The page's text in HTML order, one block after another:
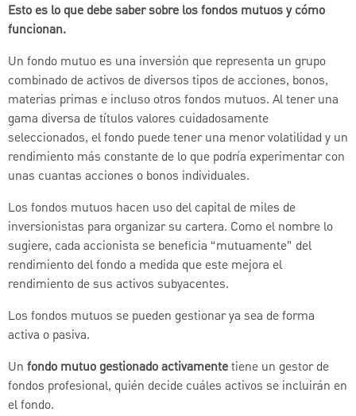
Esto es lo que debe saber sobre los fondos mutuos y cómo
funcionan.
Un fondo mutuo es una inversión que representa un grupo
combinado de activos de diversos tipos de acciones, bonos,
materias primas e incluso otros fondos mutuos. Al tener una
gama diversa de títulos valores cuidadosamente
seleccionados, el fondo puede tener una menor volatilidad y un
rendimiento más constante de lo que podría experimentar con
unas cuantas acciones o bonos individuales.
Los fondos mutuos hacen uso del capital de miles de
inversionistas para organizar su cartera. Como el nombre lo
sugiere, cada accionista se beneficia “mutuamente” del
rendimiento del fondo a medida que este mejora el
rendimiento de sus activos subyacentes.
Los fondos mutuos se pueden gestionar ya sea de forma
activa o pasiva.
Un fondo mutuo gestionado activamentetiene un gestor de
fondos profesional, quién decide cuáles activos se incluirán en
el fondo.